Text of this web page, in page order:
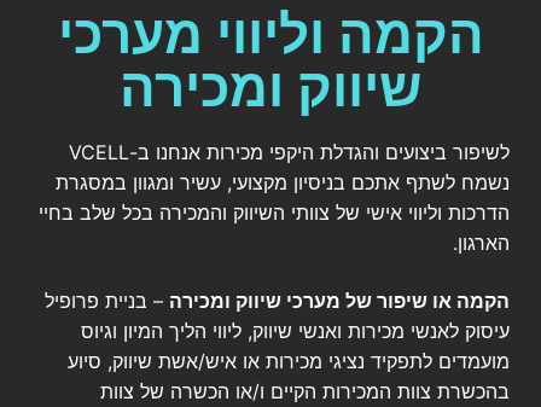
הקמה וליווי מערכי
שיווק ומכירה
לשיפור ביצועים והגדלת היקפי מכירות אנחנו ב-VCELL
נשמח לשתף אתכם בניסיון מקצועי, עשיר ומגוון במסגרת
הדרכות וליווי אישי של צוותי השיווק והמכירה בכל שלב בחיי
הארגון.
הקמה או שיפור של מערכי שיווק ומכירה – בניית פרופיל
עיסוק לאנשי מכירות ואנשי שיווק, ליווי הליך המיון וגיוס
מועמדים לתפקיד נציגי מכירות או איש/אשת שיווק, סיוע
בהכשרת צוות המכירות הקיים ו/או הכשרה של צוות